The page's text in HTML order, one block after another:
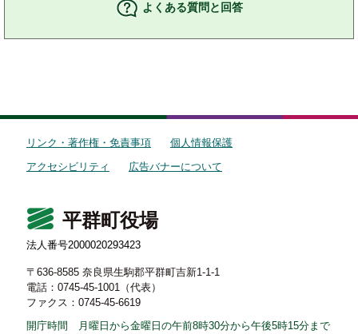
よくある質問と回答
リンク・著作権・免責事項
個人情報保護
アクセシビリティ
広告バナーについて
平群町役場
法人番号2000020293423
〒636-8585 奈良県生駒郡平群町吉新1-1-1
電話：0745-45-1001（代表）
ファクス：0745-45-6619
開庁時間 月曜日から金曜日の午前8時30分から午後5時15分まで